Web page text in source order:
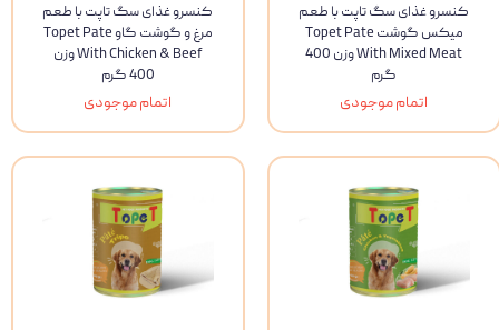
کنسرو غذای سگ تاپت با طعم
میکس گوشت Topet Pate
With Mixed Meat وزن 400
گرم
اتمام موجودی
کنسرو غذای سگ تاپت با طعم
مرغ و گوشت گاو Topet Pate
With Chicken & Beef وزن
400 گرم
اتمام موجودی